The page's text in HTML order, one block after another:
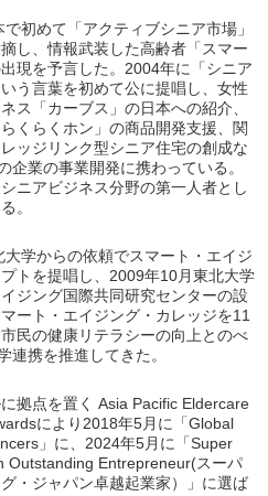
初めて「アクティブシニア市場」
し、情報武装した高齢者「スマー
出現を予言した。2004年に「シニア
う言葉を初めて公に提唱し、女性
ス「カーブス」の日本への紹介、
くらくホン」の商品開発支援、関
ッジリンク型シニア住宅の創成な
企業の事業開発に携わっている。
ニアビジネス分野の第一人者とし
。
大学からの依頼でスマート・エイジ
トを提唱し、2009年10月東北大学
ジング国際共同研究センターの設
ート・エイジング・カレッジを11
民の健康リテラシーの向上とのべ
連携を推進してきた。
拠点を置く Asia Pacific Eldercare
により2018年5月に「Global
」に、2024年5月に「Super
Outstanding Entrepreneur(スーパ
・ジャパン卓越起業家）」に選ば